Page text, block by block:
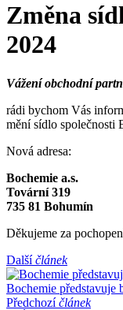
Změna
2024
Vážení obchodní
rádi bychom Vás
mění sídlo společnosti
Nová adresa:
Bochemie a.s.
Tovární 319
735 81 Bohumín
Děkujeme za
Dalšíčlánek
Bochemie představuje
Předchozíčlánek